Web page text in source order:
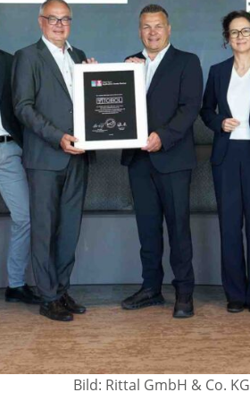
Bild: Rittal GmbH & Co. KG